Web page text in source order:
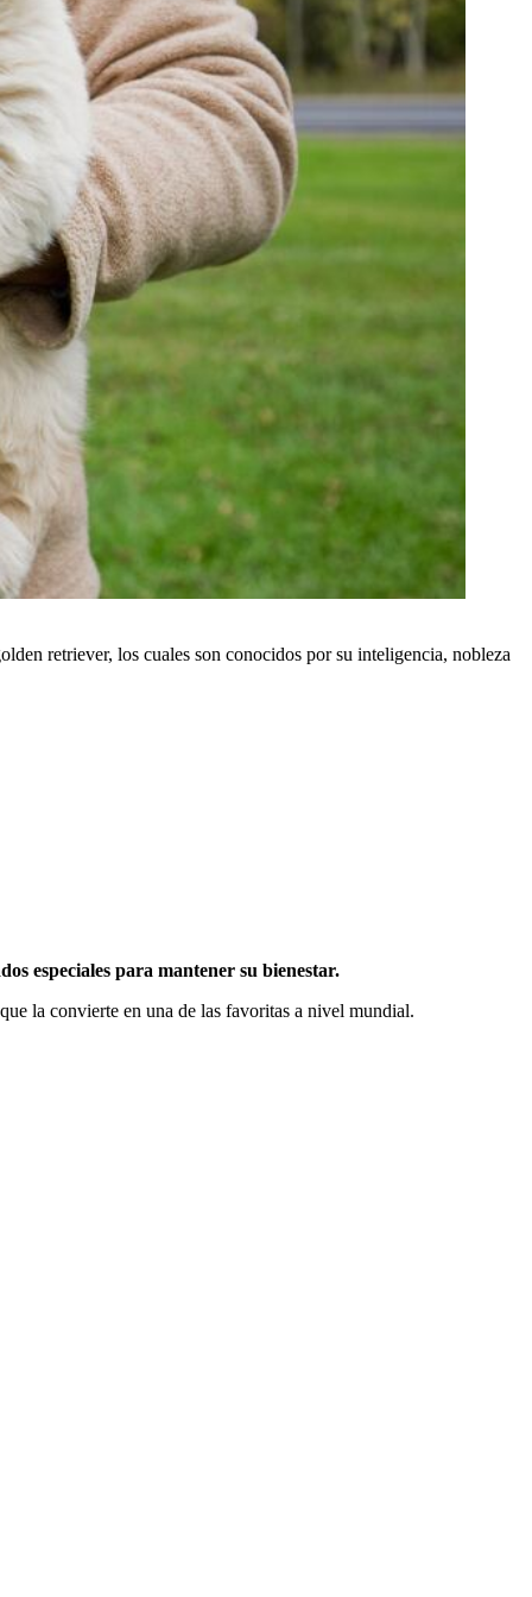
retriever, los cuales son conocidos por su inteligencia, nobleza
especiales para mantener su bienestar.
la convierte en una de las favoritas a nivel mundial.